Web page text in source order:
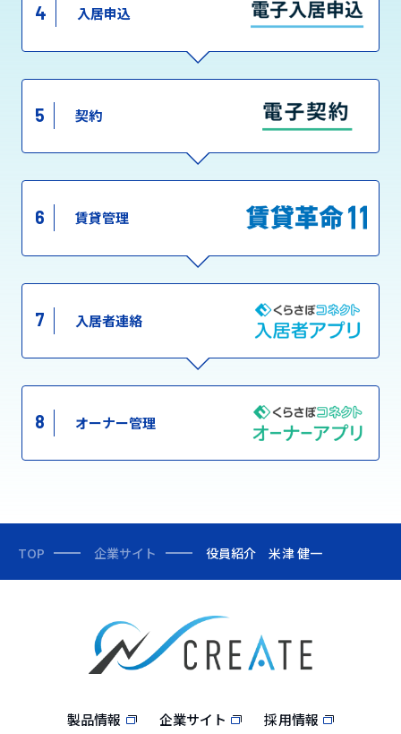
4 入居申込
5 契約
6 賃貸管理
7 入居者連絡
8 オーナー管理
TOP 企業サイト 役員紹介 米津 健一
製品情報 企業サイト 採用情報